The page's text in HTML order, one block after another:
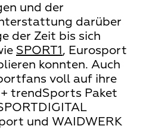
und der
darüber
der Zeit bis sich
SPORT1 , Eurosport
konnten. Auch
voll auf ihre
trendSports Paket
und WAIDWERK